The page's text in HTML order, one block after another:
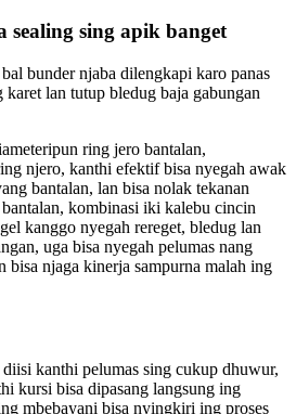
sing apik banget
bunder njaba dilengkapi karo panas
lan tutup bledug baja gabungan
ring jero bantalan,
njero, kanthi efektif bisa nyegah awak
bantalan, lan bisa nolak tekanan
kombinasi iki kalebu cincin
kanggo nyegah rereget, bledug lan
uga bisa nyegah pelumas nang
bisa njaga kinerja sampurna malah ing
kanthi pelumas sing cukup dhuwur,
kursi bisa dipasang langsung ing
mbebayani bisa nyingkiri ing proses